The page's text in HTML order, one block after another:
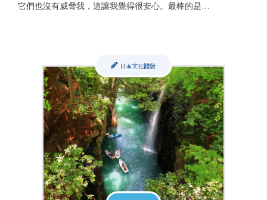
它們也沒有威脅我，這讓我覺得很安心。最棒的是…
日本文化體驗